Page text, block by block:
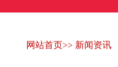
网站首页>> 新闻资讯